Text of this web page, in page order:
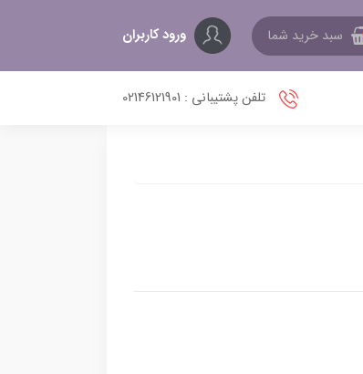
سبد خرید شما ورود کاربران
تلفن پشتیبانی : 02146121901